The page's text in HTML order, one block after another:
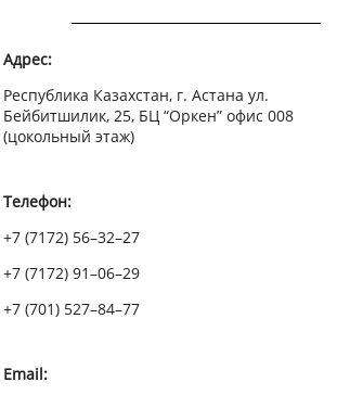
Адрес:
Республика Казахстан, г. Астана ул.
Бейбитшилик, 25, БЦ “Оркен” офис 008
(цокольный этаж)
Телефон:
+7 (7172) 56–32–27
+7 (7172) 91–06–29
+7 (701) 527–84–77
Email: